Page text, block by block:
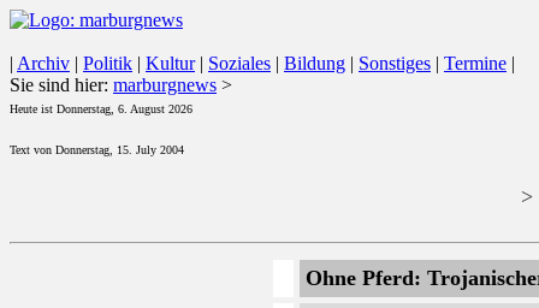
| Archiv | Politik | Kultur| Soziales | Bildung | Sonstiges | Termine |
Sie sind hier: marburgnews >
Heute ist Donnerstag, 6. August 2026
Text von Donnerstag, 15. July 2004
>
Ohne Pferd: